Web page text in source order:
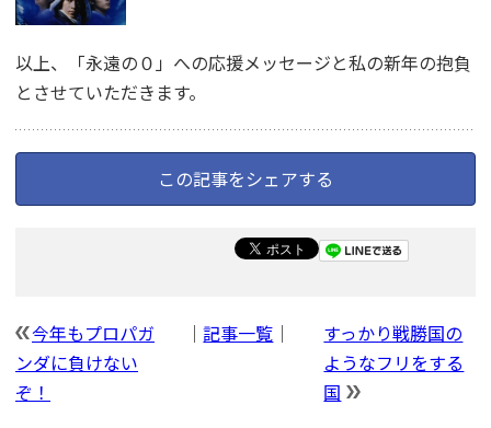
以上、「永遠の０」への応援メッセージと私の新年の抱負
とさせていただきます。
この記事をシェアする
すっかり戦勝国の
ようなフリをする
国
｜記事一覧 ｜
今年もプロパガ
ンダに負けない
ぞ！